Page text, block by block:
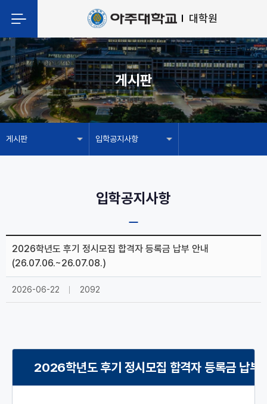
대학원
게시판
게시판 입학공지사항
입학공지사항
2026학년도 후기 정시모집 합격자 등록금 납부 안내
(26.07.06.~26.07.08.)
2026-06-22 2092
2026학년도 후기 정시모집 합격자 등록금 납부